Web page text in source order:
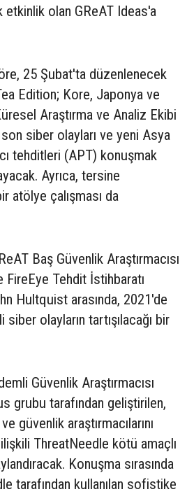
olan GReAT Ideas'a
25 Şubat'ta düzenlenecek
Edition; Kore, Japonya ve
Araştırma ve Analiz Ekibi
siber olayları ve yeni Asya
tehditleri (APT) konuşmak
Ayrıca, tersine
atölye çalışması da
Baş Güvenlik Araştırmacısı
Tehdit İstihbaratı
Hultquist arasında, 2021'de
olayların tartışılacağı bir
Güvenlik Araştırmacısı
grubu tarafından geliştirilen,
güvenlik araştırmacılarını
ThreatNeedle kötü amaçlı
Konuşma sırasında
tarafından kullanılan sofistike